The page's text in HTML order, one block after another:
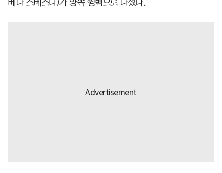
베나 즈베즈다)가 양쪽 윙백으로 나섰다.